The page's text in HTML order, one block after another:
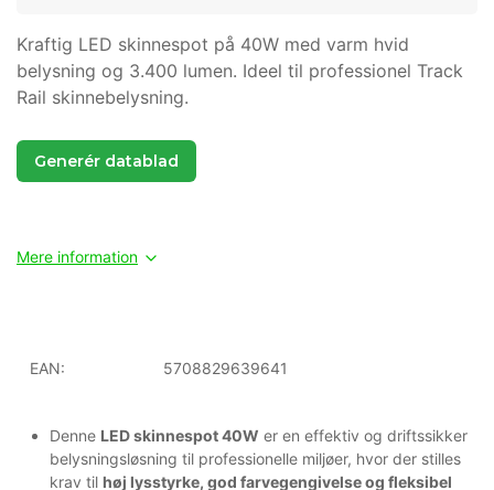
Kraftig LED skinnespot på 40W med varm hvid
belysning og 3.400 lumen. Ideel til professionel Track
Rail skinnebelysning.
Generér datablad
Mere information
EAN: 5708829639641
Denne LED skinnespot 40W er en effektiv og driftssikker
belysningsløsning til professionelle miljøer, hvor der stilles
krav til høj lysstyrke, god farvegengivelse og fleksibel